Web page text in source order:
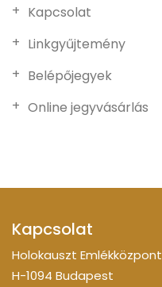
Kapcsolat
Linkgyűjtemény
Belépőjegyek
Online jegyvásárlás
Kapcsolat
Holokauszt Emlékközpont
H-1094 Budapest